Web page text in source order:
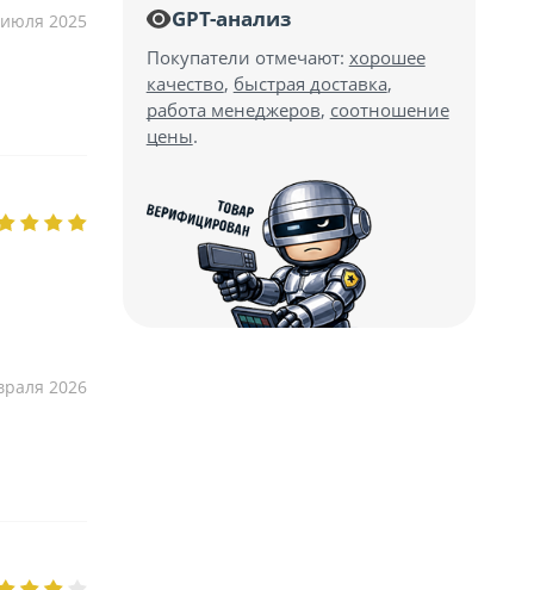
2025
2026
GPT-анализ
Покупатели отмечают: хорошее
качество, быстрая доставка,
работа менеджеров, соотношение
цены.